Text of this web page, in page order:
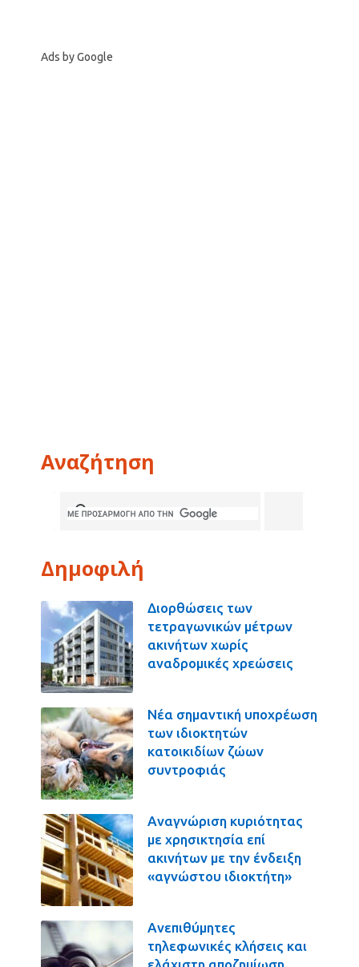
Ads by Google
Αναζήτηση
Δημοφιλή
Διορθώσεις των
τετραγωνικών μέτρων
ακινήτων χωρίς
αναδρομικές χρεώσεις
Νέα σημαντική υποχρέωση
των ιδιοκτητών
κατοικιδίων ζώων
συντροφιάς
Αναγνώριση κυριότητας
με χρησικτησία επί
ακινήτων με την ένδειξη
«αγνώστου ιδιοκτήτη»
Ανεπιθύμητες
τηλεφωνικές κλήσεις και